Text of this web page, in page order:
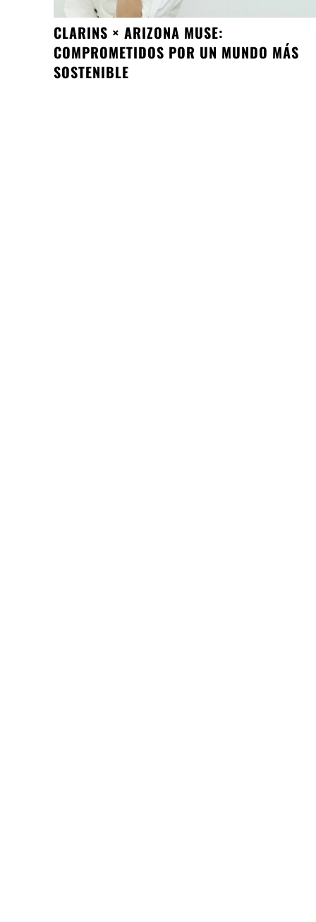
CLARINS × ARIZONA MUSE:
COMPROMETIDOS POR UN MUNDO MÁS
SOSTENIBLE